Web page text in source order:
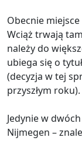
Obecnie
Wciąż trwają
należy do
ubiega się o
(decyzja w tej
przyszłym roku).
Jedynie w
Nijmegen –